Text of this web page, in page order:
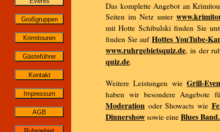
Das komplette Angebot an
Seiten im Netz unter
mit Hotte Schibulski finden Sie
finden Sie aufHottes YouTube-
www.ruhrgebietsquiz.de, in der
quiz.de.
Weitere Leistungen wie Grill-
haben wir besondere
Moderation oder Showacts wie
Dinnershowsowie eineBlues Band.